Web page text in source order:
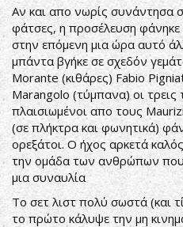
Αν και απο νωρίς συνάντησα
φάτσες, η προσέλευση φάνηκε
στην επόμενη μια ώρα αυτό
μπάντα βγήκε σε σχεδόν
Morante (κιθάρες) Fabio
Marangolo (τύμπανα) οι τρεις
πλαισιωμένοι απο τους
(σε πλήκτρα και φωνητικά)
ορεξάτοι. O ήχος αρκετά
την ομάδα των ανθρώπων που
μια συναυλία
Το σετ λιστ πολύ σωστά (και
το πρώτο κάλυψε την μη